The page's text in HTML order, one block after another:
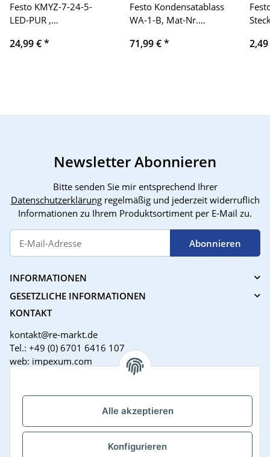
Alle akzeptieren
Konfigurieren
Festo KMYZ-7-24-5-
LED-PUR ,
24,99 €*
Festo Kondensatablass
WA-1-B, Mat-Nr.
230PSi; 0,4-1,6MPs
71,99 €*
Newsletter Abonnieren
Bitte senden Sie mir entsprechend Ihrer
Datenschutzerklärungregelmäßig und jederzeit widerruflich
Informationen zu Ihrem Produktsortiment per E-Mail zu.
Abonnieren
INFORMATIONEN
GESETZLICHE INFORMATIONEN
KONTAKT
kontakt@re-markt.de
Tel.: +49 (0) 6701 6416 107
web: impexum.com
Mo-Fr: 08:00 - 17:00 Uhr